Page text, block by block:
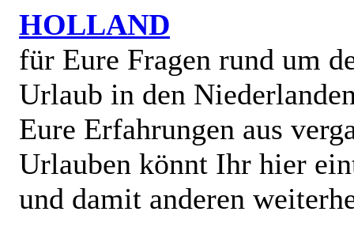
HOLLAND
für Eure Fragen rund um
Urlaub in den
Eure Erfahrungen aus
Urlauben könnt Ihr hier
und damit anderen